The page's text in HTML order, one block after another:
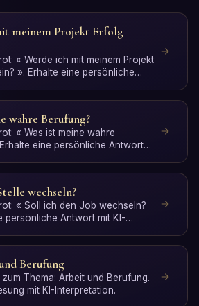
meinem Projekt Erfolg
« Werde ich mit meinem Projekt
». Erhalte eine persönliche
wahre Berufung?
« Was ist meine wahre
eine persönliche Antwort
wechseln?
« Soll ich den Job wechseln?
persönliche Antwort mit KI-
Berufung
Thema: Arbeit und Berufung.
mit KI-Interpretation.